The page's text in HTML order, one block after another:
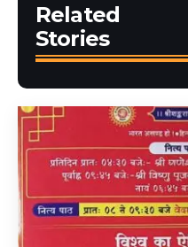
Related
Stories